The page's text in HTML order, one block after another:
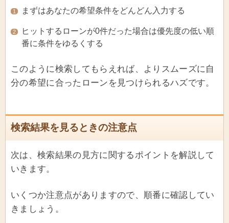
1 まずはあなたの希望条件をどんどん入力する
2
ヒットするローンが0件だった場合は優先度の低い順
番に条件をゆるくする
このように検索してもらえれば、よりスムーズに自
分の希望に合ったローンを見つけられるハズです。
検索結果を見るときの注意点
次は、検索結果の見方に関するポイントを解説して
いきます。
いくつか注意点がありますので、順番に確認してい
きましょう。